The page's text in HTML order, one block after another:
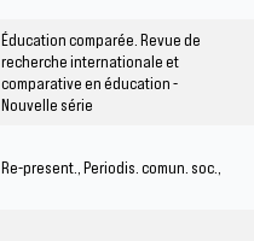
Éducation comparée. Revue de
recherche internationale et
comparative en éducation -
Nouvelle série
Re-present., Periodis. comun. soc.,